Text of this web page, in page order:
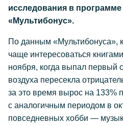
исследования в
«Мультибонус».
По данным «Мультибонуса»,
чаще интересоваться
ноября, когда выпал первый
воздуха пересекла
за это время вырос на 133%
с аналогичным периодом в
повседневных хобби —